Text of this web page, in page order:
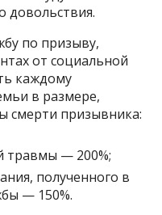
довольствия.
по призыву,
от социальной
каждому
в размере,
смерти призывника:
травмы — 200%;
полученного в
— 150%.